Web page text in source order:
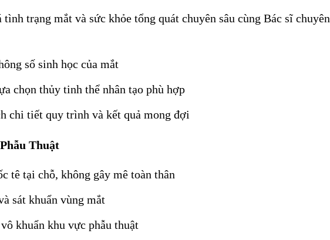
trạng mắt và sức khỏe tổng quát chuyên sâu cùng Bác sĩ chuyên
số sinh học của mắt
chọn thủy tinh thể nhân tạo phù hợp
chi tiết quy trình và kết quả mong đợi
Thuật
tê tại chỗ, không gây mê toàn thân
sát khuẩn vùng mắt
khuẩn khu vực phẫu thuật